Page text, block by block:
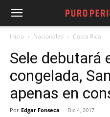
Inicio Nacionales Costa Rica
Sele debutará
congelada,
apenas en
Por Edgar Fonseca - Dic 4, 2017